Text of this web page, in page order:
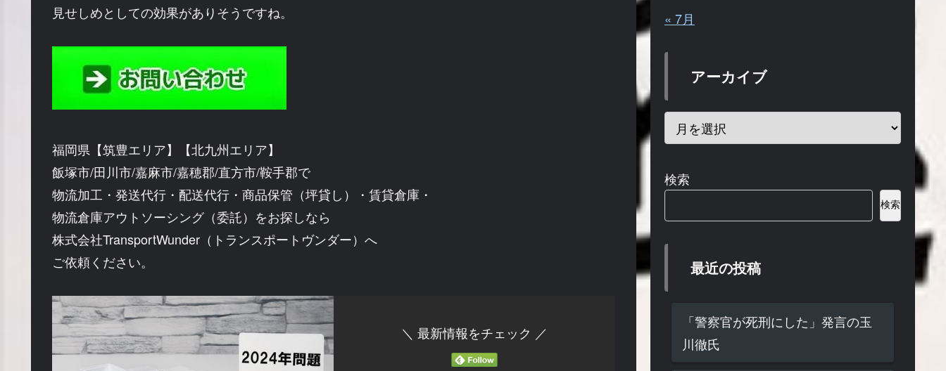
見せしめとしての効果がありそうですね。
福岡県【筑豊エリア】【北九州エリア】
飯塚市/田川市/嘉麻市/嘉穂郡/直方市/鞍手郡で
物流加工・発送代行・配送代行・商品保管（坪貸し）・賃貸倉庫・
物流倉庫アウトソーシング（委託）をお探しなら
株式会社TransportWunder（トランスポートヴンダー）へ
ご依頼ください。
＼ 最新情報をチェック ／
« 7月
アーカイブ
検索
検索
最近の投稿
「警察官が死刑にした」発言の玉
川徹氏